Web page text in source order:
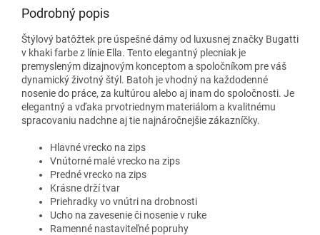
Podrobný popis
Štýlový batôžtek pre úspešné dámy od luxusnej značky Bugatti
v khaki farbe z línie Ella. Tento elegantný plecniak je
premysleným dizajnovým konceptom a spoločníkom pre váš
dynamický životný štýl. Batoh jevhodný na každodenné
nosenie do práce, za kultúrou alebo aj inam do spoločnosti. Je
elegantný a vďaka prvotriednym materiálom a kvalitnému
spracovaniu nadchne aj tie najnáročnejšie zákazníčky.
Hlavné vrecko na zips
Vnútorné malé vrecko na zips
Predné vrecko na zips
Krásne drží tvar
Priehradky vo vnútri na drobnosti
Ucho na zavesenie či nosenie v ruke
Ramenné nastaviteľné popruhy